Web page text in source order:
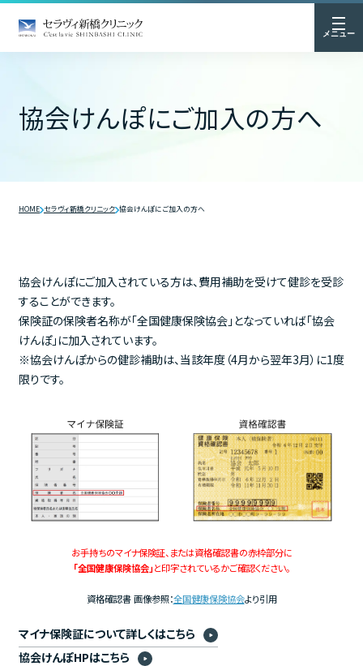
メニュー
協会けんぽにご加入の方へ
HOME セラヴィ新橋クリニック 協会けんぽにご加入の方へ
協会けんぽにご加入されている方は、費用補助を受けて健診を受診
することができます。
保険証の保険者名称が「全国健康保険協会」となっていれば「協会
けんぽ」に加入されています。
※協会けんぽからの健診補助は、当該年度（4月から翌年3月）に1度
限りです。
お手持ちのマイナ保険証、または資格確認書の赤枠部分に
「全国健康保険協会」と印字されているかご確認ください。
資格確認書 画像参照：全国健康保険協会より引用
マイナ保険証について詳しくはこちら
協会けんぽHPはこちら